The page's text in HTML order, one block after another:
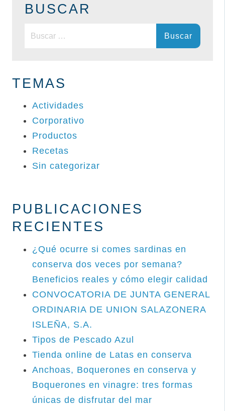
BUSCAR
Buscar:
TEMAS
Actividades
Corporativo
Productos
Recetas
Sin categorizar
PUBLICACIONES
RECIENTES
¿Qué ocurre si comes sardinas en
conserva dos veces por semana?
Beneficios reales y cómo elegir calidad
CONVOCATORIA DE JUNTA GENERAL
ORDINARIA DE UNION SALAZONERA
ISLEÑA, S.A.
Tipos de Pescado Azul
Tienda online de Latas en conserva
Anchoas, Boquerones en conserva y
Boquerones en vinagre: tres formas
únicas de disfrutar del mar